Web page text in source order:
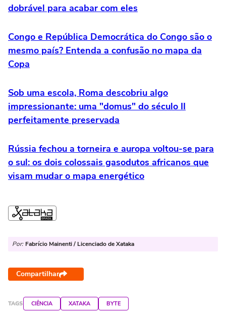
dobrável para acabar com eles
Congo e República Democrática do Congo são o
mesmo país? Entenda a confusão no mapa da
Copa
Sob uma escola, Roma descobriu algo
impressionante: uma "domus" do século II
perfeitamente preservada
Rússia fechou a torneira e auropa voltou-se para
o sul: os dois colossais gasodutos africanos que
visam mudar o mapa energético
Por: Fabrício Mainenti / Licenciado de Xataka
Compartilhar
TAGS CIÊNCIA XATAKA BYTE